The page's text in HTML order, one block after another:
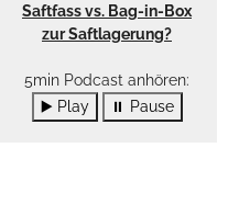
Saftfass vs. Bag-in-Box
zur Saftlagerung?
5min Podcast anhören:
▶️ Play
⏸ Pause